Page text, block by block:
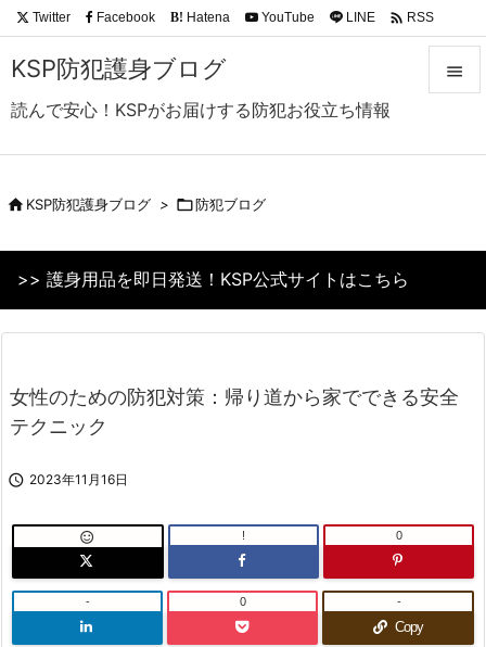
KSP防犯護身ブログ
読んで安心！KSPがお届けする防犯お役立ち情報

前へ
次へ
Twitter Facebook B! Hatena YouTube LINE  RSS
KSP防犯護身ブログ > 防犯ブログ
>> 護身用品を即日発送！KSP公式サイトはこちら
女性のための防犯対策：帰り道から家でできる安全
テクニック
 2023年11月16日
 ! 0
- 0
Copy
-